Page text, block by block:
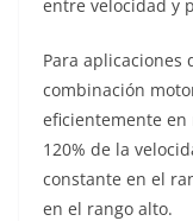
entre velocidad y
Para
combinación
eficientemente en
120% de la
constante en el
en el rango alto.